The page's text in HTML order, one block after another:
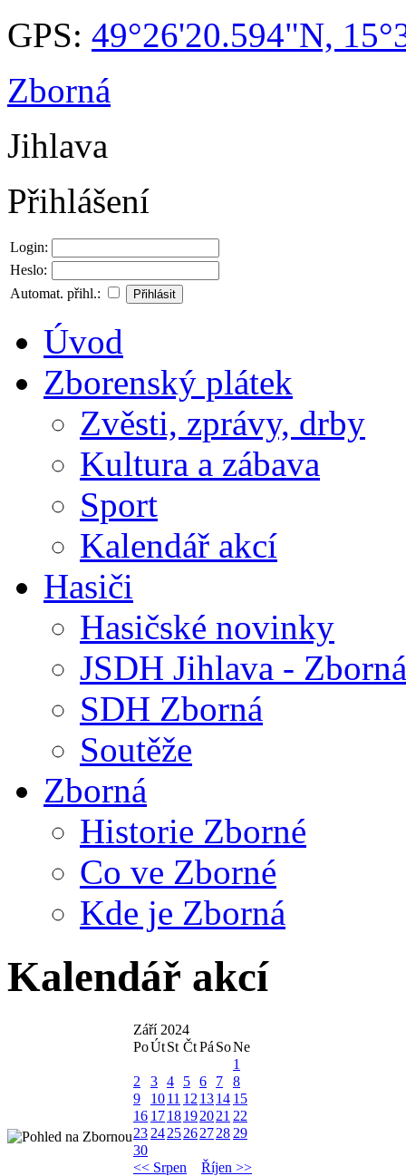
GPS: 49°26'20.594"N,
Zborná
Jihlava
Přihlášení
Login:
Heslo:
Automat. přihl.:
Úvod
Zborenský plátek
Zvěsti, zprávy, drby
Kultura a zábava
Sport
Kalendář akcí
Hasiči
Hasičské novinky
JSDH Jihlava - Zborná
SDH Zborná
Soutěže
Zborná
Historie Zborné
Co ve Zborné
Kde je Zborná
Kalendář akcí
Září 2024
PoÚtSt ČtPá SoNe
1
2
3 4 5 6 7
8
9
1011 12 1314 15
16 1718192021 22
23 2425262728 29
30
<< Srpen
Říjen >>